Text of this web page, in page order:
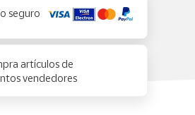
seguro
artículos de
vendedores